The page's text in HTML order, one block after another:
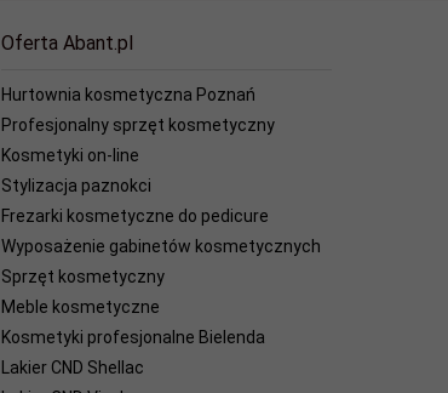
Oferta Abant.pl
Hurtownia kosmetyczna Poznań
Profesjonalny sprzęt kosmetyczny
Kosmetyki on-line
Stylizacja paznokci
Frezarki kosmetyczne do pedicure
Wyposażenie gabinetów kosmetycznych
Sprzęt kosmetyczny
Meble kosmetyczne
Kosmetyki profesjonalne Bielenda
Lakier CND Shellac